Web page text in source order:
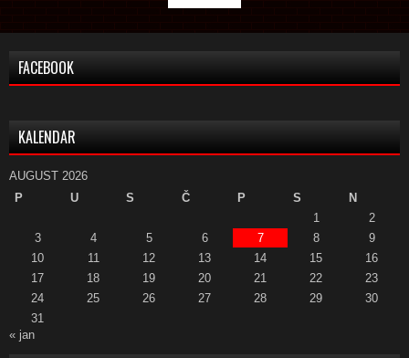
FACEBOOK
KALENDAR
AUGUST 2026
P
U S Č P S
N
1
2
3
4 5 6 7 8
9
10
11 12 13 14 15
16
17
18 19 20 21 22
23
24
25 26 27 28 29
30
31
« jan